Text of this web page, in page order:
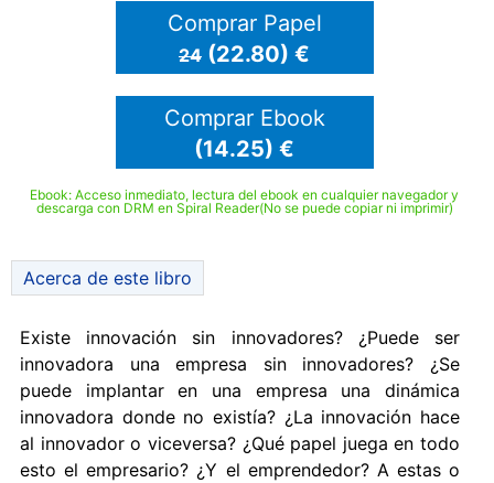
Comprar Papel
24 (22.80) €
Comprar Ebook
(14.25) €
Ebook: Acceso inmediato, lectura del ebook en cualquier navegador y
descarga con DRM en Spiral Reader(No se puede copiar ni imprimir)
Acerca de este libro
Existe innovación sin innovadores? ¿Puede ser
innovadora una empresa sin innovadores? ¿Se
puede implantar en una empresa una dinámica
innovadora donde no existía? ¿La innovación hace
al innovador o viceversa? ¿Qué papel juega en todo
esto el empresario? ¿Y el emprendedor? A estas o